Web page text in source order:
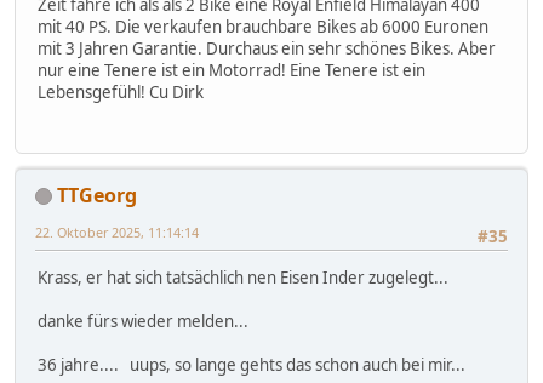
mit 40 PS. Die verkaufen brauchbare Bikes ab 6000 Euronen
mit 3 Jahren Garantie. Durchaus ein sehr schönes Bikes. Aber
nur eine Tenere ist ein Motorrad! Eine Tenere ist ein
Lebensgefühl! Cu Dirk
TTGeorg
#35
22. Oktober 2025, 11:14:14
Krass, er hat sich tatsächlich nen Eisen Inder zugelegt...
danke fürs wieder melden...
36 jahre.... uups, so lange gehts das schon auch bei mir...